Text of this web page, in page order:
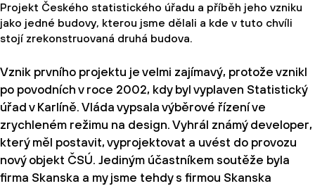
Projekt Českého statistického úřadu a příběh jeho vzniku
jako jedné budovy, kterou jsme dělali a kde v tuto chvíli
stojí zrekonstruovaná druhá budova.
Vznik prvního projektu je velmi zajímavý, protože vznikl
po povodních v roce 2002, kdy byl vyplaven Statistický
úřad v Karlíně. Vláda vypsala výběrové řízení ve
zrychleném režimu na design. Vyhrál známý developer,
který měl postavit, vyprojektovat a uvést do provozu
nový objekt ČSÚ. Jediným účastníkem soutěže byla
firma Skanska a my jsme tehdy s firmou Skanska